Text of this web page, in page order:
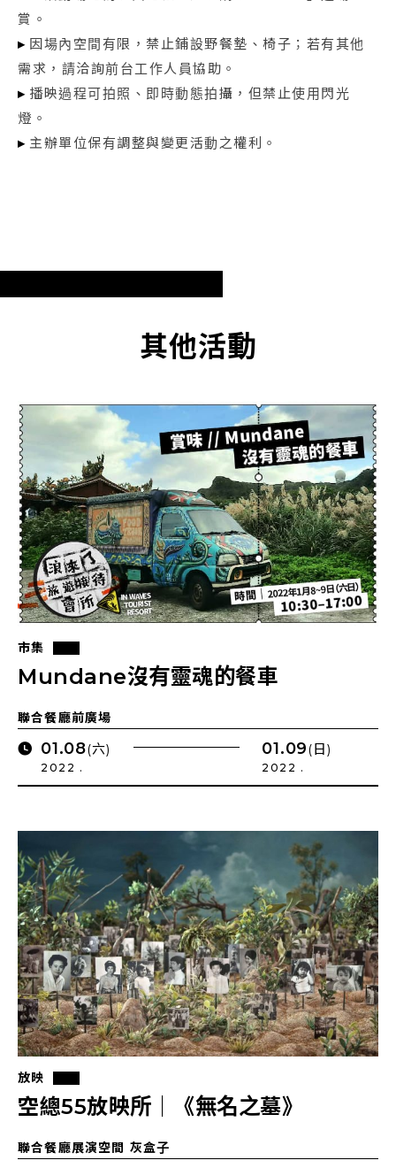
賞。
▸ 因場內空間有限，禁止鋪設野餐墊、椅子；若有其他
需求，請洽詢前台工作人員協助。
▸ 播映過程可拍照、即時動態拍攝，但禁止使用閃光
燈。
▸ 主辦單位保有調整與變更活動之權利。
其他活動
市集
Mundane沒有靈魂的餐車
聯合餐廳前廣場
01.08(六)
2022 .
01.09(日)
2022 .
放映
空總55放映所｜《無名之墓》
聯合餐廳展演空間 灰盒子